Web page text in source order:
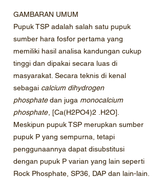
GAMBARAN UMUM
Pupuk TSP adalah salah satu pupuk
sumber hara fosfor pertama yang
memiliki hasil analisa kandungan cukup
tinggi dan dipakai secara luas di
masyarakat. Secara teknis di kenal
sebagai calcium dihydrogen
phosphatedan juga monocalcium
phosphate , [Ca(H2PO4)2 .H2O].
Meskipun pupuk TSP merupkan sumber
pupuk P yang sempurna, tetapi
penggunaannya dapat disubstitusi
dengan pupuk P varian yang lain seperti
Rock Phosphate, SP36, DAP dan lain-lain.